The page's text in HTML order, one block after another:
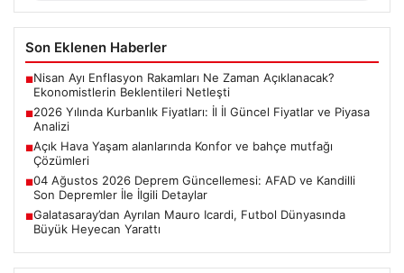
Son Eklenen Haberler
■Nisan Ayı Enflasyon Rakamları Ne Zaman Açıklanacak?
Ekonomistlerin Beklentileri Netleşti
■2026 Yılında Kurbanlık Fiyatları: İl İl Güncel Fiyatlar ve Piyasa
Analizi
■Açık Hava Yaşam alanlarında Konfor ve bahçe mutfağı
Çözümleri
■04 Ağustos 2026 Deprem Güncellemesi: AFAD ve Kandilli
Son Depremler İle İlgili Detaylar
■Galatasaray’dan Ayrılan Mauro Icardi, Futbol Dünyasında
Büyük Heyecan Yarattı